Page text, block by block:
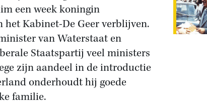
een week koningin
Kabinet-De Geer verblijven.
van Waterstaat en
Staatspartij veel ministers
zijn aandeel in de introductie
onderhoudt hij goede
familie.